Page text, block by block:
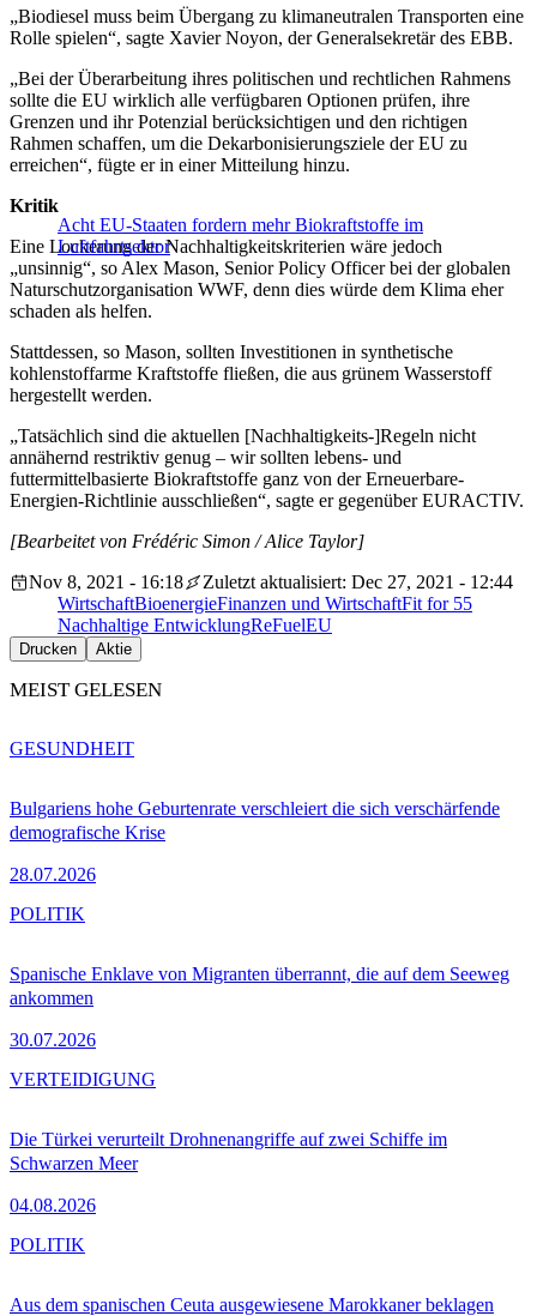
„Biodiesel muss beim Übergang zu klimaneutralen Transporten eine
Rolle spielen“, sagte Xavier Noyon, der Generalsekretär des EBB.
„Bei der Überarbeitung ihres politischen und rechtlichen Rahmens
sollte die EU wirklich alle verfügbaren Optionen prüfen, ihre
Grenzen und ihr Potenzial berücksichtigen und den richtigen
Rahmen schaffen, um die Dekarbonisierungsziele der EU zu
erreichen“, fügte er in einer Mitteilung hinzu.
Acht EU-Staaten fordern mehr Biokraftstoffe im
Luftfahrtsektor
Kritik
Eine Lockerung der Nachhaltigkeitskriterien wäre jedoch
„unsinnig“, so Alex Mason, Senior Policy Officer bei der globalen
Naturschutzorganisation WWF, denn dies würde dem Klima eher
schaden als helfen.
Stattdessen, so Mason, sollten Investitionen in synthetische
kohlenstoffarme Kraftstoffe fließen, die aus grünem Wasserstoff
hergestellt werden.
„Tatsächlich sind die aktuellen [Nachhaltigkeits-]Regeln nicht
annähernd restriktiv genug – wir sollten lebens- und
futtermittelbasierte Biokraftstoffe ganz von der Erneuerbare-
Energien-Richtlinie ausschließen“, sagte er gegenüber EURACTIV.
[Bearbeitet von Frédéric Simon / Alice Taylor]
Nov 8, 2021 - 16:18
Zuletzt aktualisiert: Dec 27, 2021 - 12:44
WirtschaftBioenergieFinanzen und WirtschaftFit for 55
Nachhaltige EntwicklungReFuelEU
Drucken Aktie
MEIST GELESEN
Bulgariens hohe Geburtenrate verschleiert die sich verschärfende
demografische Krise
28.07.2026
GESUNDHEIT
Spanische Enklave von Migranten überrannt, die auf dem Seeweg
ankommen
30.07.2026
POLITIK
Die Türkei verurteilt Drohnenangriffe auf zwei Schiffe im
Schwarzen Meer
04.08.2026
VERTEIDIGUNG
Aus dem spanischen Ceuta ausgewiesene Marokkaner beklagen
POLITIK